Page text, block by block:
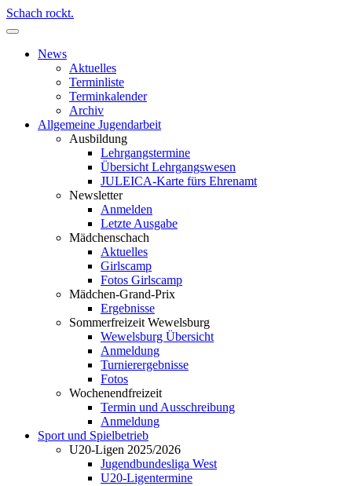
Schach rockt.
News
Aktuelles
Terminliste
Terminkalender
Archiv
Allgemeine Jugendarbeit
Ausbildung
Lehrgangstermine
Übersicht Lehrgangswesen
JULEICA-Karte fürs Ehrenamt
Newsletter
Anmelden
Letzte Ausgabe
Mädchenschach
Aktuelles
Girlscamp
Fotos Girlscamp
Mädchen-Grand-Prix
Ergebnisse
Sommerfreizeit Wewelsburg
Wewelsburg Übersicht
Anmeldung
Turnierergebnisse
Fotos
Wochenendfreizeit
Termin und Ausschreibung
Anmeldung
Sport und Spielbetrieb
U20-Ligen 2025/2026
Jugendbundesliga West
U20-Ligentermine